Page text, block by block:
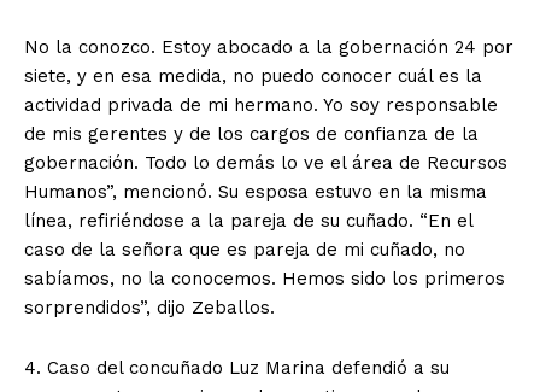
Contacto
Prensa
No la conozco. Estoy abocado a la gobernación 24 por
siete, y en esa medida, no puedo conocer cuál es la
actividad privada de mi hermano. Yo soy responsable
de mis gerentes y de los cargos de confianza de la
gobernación. Todo lo demás lo ve el área de Recursos
Humanos”, mencionó. Su esposa estuvo en la misma
línea, refiriéndose a la pareja de su cuñado. “En el
caso de la señora que es pareja de mi cuñado, no
sabíamos, no la conocemos. Hemos sido los primeros
sorprendidos”, dijo Zeballos.
4. Caso del concuñado Luz Marina defendió a su